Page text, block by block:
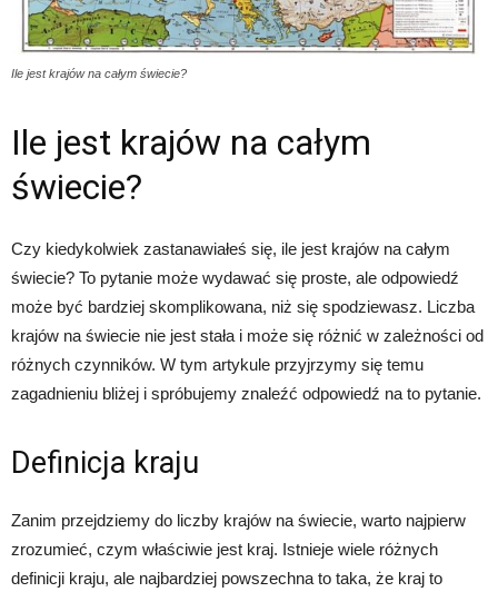
Ile jest krajów na całym świecie?
Ile jest krajów na całym
świecie?
Czy kiedykolwiek zastanawiałeś się, ile jest krajów na całym
świecie? To pytanie może wydawać się proste, ale odpowiedź
może być bardziej skomplikowana, niż się spodziewasz. Liczba
krajów na świecie nie jest stała i może się różnić w zależności od
różnych czynników. W tym artykule przyjrzymy się temu
zagadnieniu bliżej i spróbujemy znaleźć odpowiedź na to pytanie.
Definicja kraju
Zanim przejdziemy do liczby krajów na świecie, warto najpierw
zrozumieć, czym właściwie jest kraj. Istnieje wiele różnych
definicji kraju, ale najbardziej powszechna to taka, że kraj to